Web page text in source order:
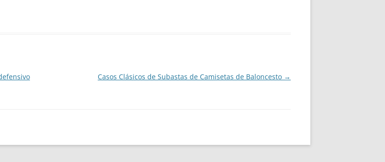
Casos Clásicos de Subastas de Camisetas de Baloncesto →